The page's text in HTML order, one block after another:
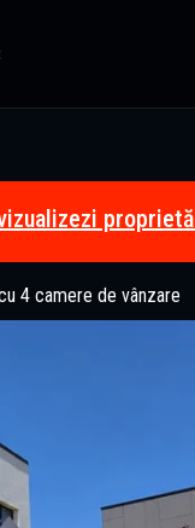
4 camere de vânzare